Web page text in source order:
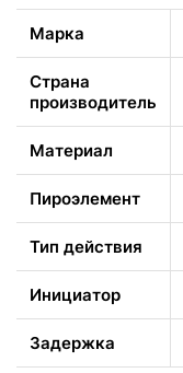
Марка
Страна
производитель
Материал
Пироэлемент
Тип действия
Инициатор
Задержка